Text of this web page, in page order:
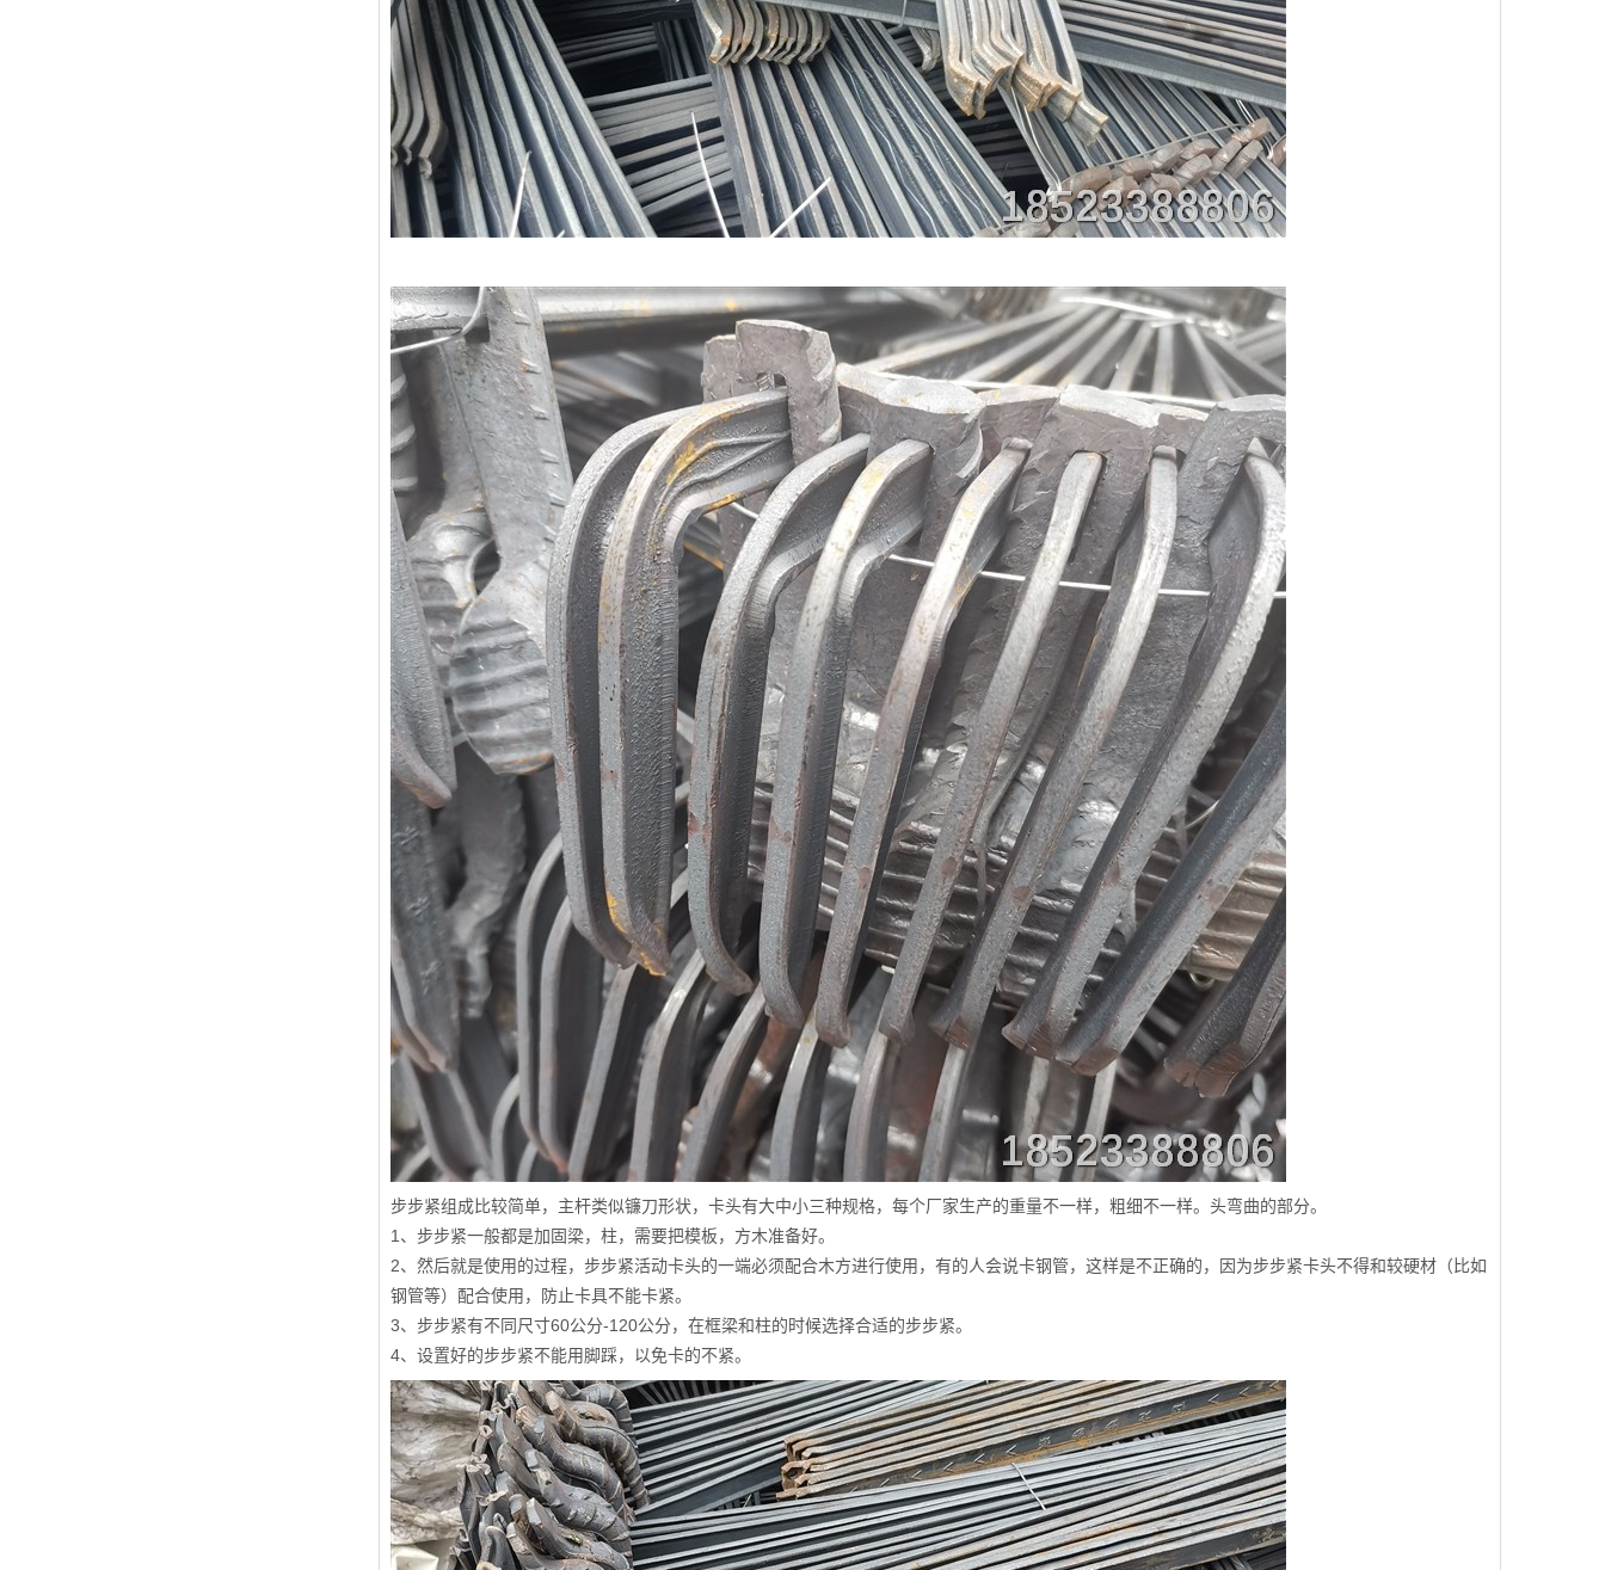
步步紧组成比较简单，主杆类似镰刀形状，卡头有大中小三种规格，每个厂家生产的重量不一样，粗细不一样。头弯曲的部分。
1、步步紧一般都是加固梁，柱，需要把模板，方木准备好。
2、然后就是使用的过程，步步紧活动卡头的一端必须配合木方进行使用，有的人会说卡钢管，这样是不正确的，因为步步紧卡头不得和较硬材（比如
钢管等）配合使用，防止卡具不能卡紧。
3、步步紧有不同尺寸60公分-120公分，在框梁和柱的时候选择合适的步步紧。
4、设置好的步步紧不能用脚踩，以免卡的不紧。